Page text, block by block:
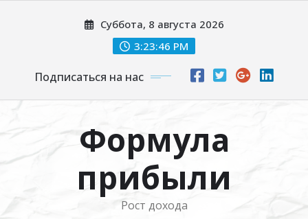
Суббота, 8 августа 2026
3:23:47 PM
Подписаться на нас
Формула
прибыли
Рост дохода